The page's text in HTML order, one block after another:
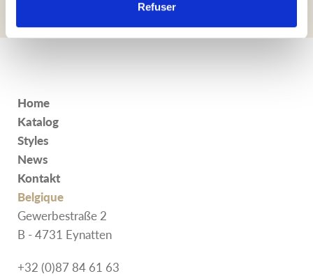
Refuser
Home
Katalog
Styles
News
Kontakt
Belgique
Gewerbestraße 2
B - 4731 Eynatten
+32 (0)87 84 61 63